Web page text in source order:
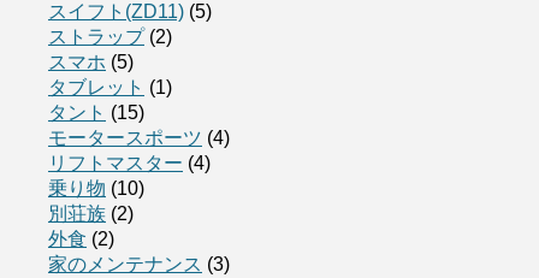
スイフト(ZD11) (5)
ストラップ(2)
スマホ (5)
タブレット (1)
タント (15)
モータースポーツ (4)
リフトマスター (4)
乗り物 (10)
別荘族 (2)
外食 (2)
家のメンテナンス (3)